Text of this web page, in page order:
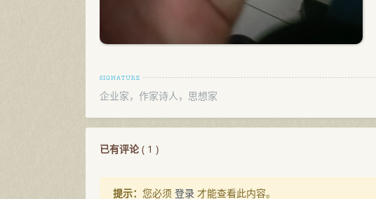
企业家，作家诗人，思想家
已有评论( 1 )
提示： 您必须 登录 才能查看此内容。